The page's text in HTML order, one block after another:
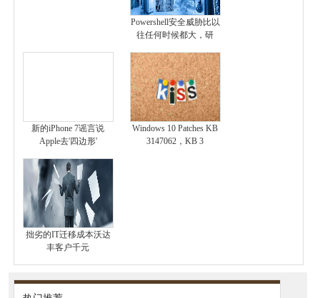
Powershell安全威胁比以
往任何时候都大，研
新的iPhone 7谣言说
Apple去'四边形'
Windows 10 Patches KB
3147062，KB 3
拙劣的IT迁移成本沃达
丰客户千元